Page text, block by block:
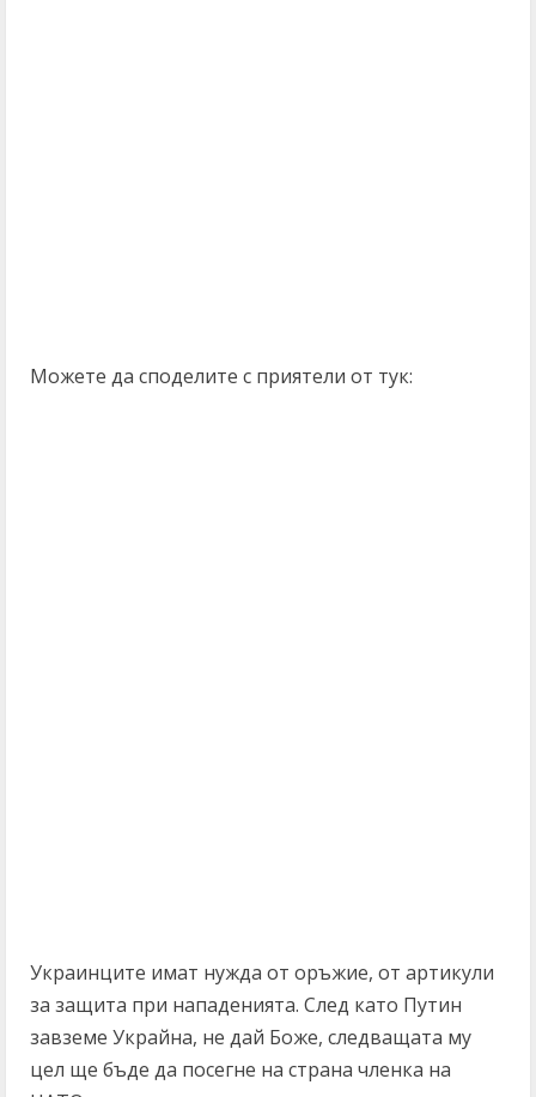
Можете да споделите с приятели от тук:
Украинците имат нужда от оръжие, от артикули
за защита при нападенията. След като Путин
завземе Украйна, не дай Боже, следващата му
цел ще бъде да посегне на страна членка на